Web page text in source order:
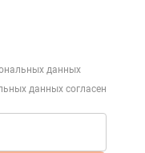
данных
данных согласен